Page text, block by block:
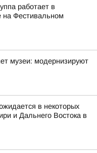
работает в
на Фестивальном
музеи: модернизируют
в некоторых
и Дальнего Востока в